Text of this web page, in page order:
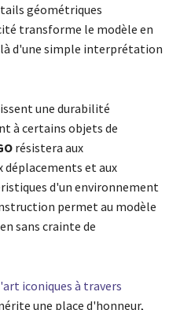
géométriques
transforme le modèle en
d'une simple interprétation
une durabilité
à certains objets de
résistera aux
déplacements et aux
d'un environnement
permet au modèle
sans crainte de
iconiques à travers
une place d'honneur,